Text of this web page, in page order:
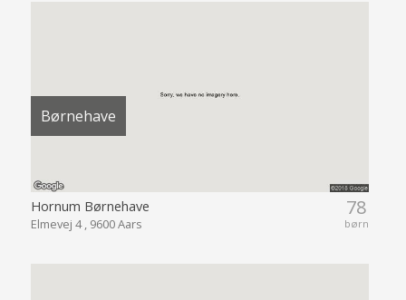
Børnehave
78
børn
Hornum Børnehave
Elmevej 4 , 9600 Aars